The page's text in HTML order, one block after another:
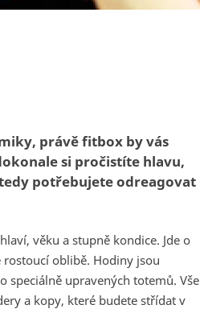
právě fitbox by vás
si pročistíte hlavu,
potřebujete odreagovat
věku a stupně kondice. Jde o
rostoucí oblibě. Hodiny jsou
speciálně upravených totemů. Vše
a kopy, které budete střídat v